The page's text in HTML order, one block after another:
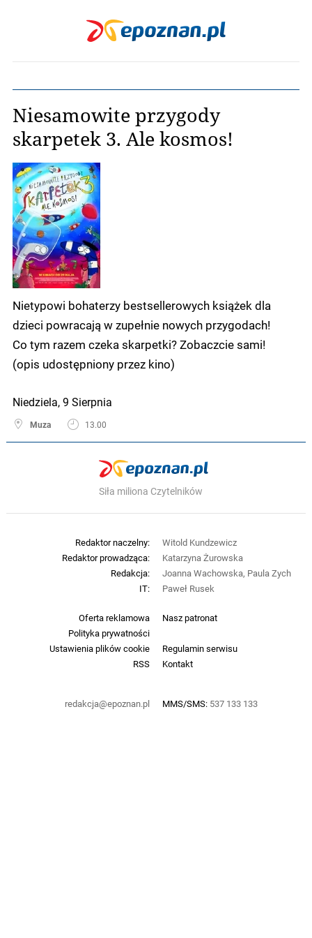
Niesamowite przygody
skarpetek 3. Ale kosmos!
Nietypowi bohaterzy bestsellerowych książek dla
dzieci powracają w zupełnie nowych przygodach!
Co tym razem czeka skarpetki? Zobaczcie sami!
(opis udostępniony przez kino)
Niedziela, 9 Sierpnia
Muza 13.00
Siła miliona Czytelników
Oferta reklamowa
Nasz patronat
Polityka prywatności
Ustawienia plików cookie
Regulamin serwisu
RSS
Kontakt
redakcja@epoznan.pl MMS/SMS: 537 133 133
Redaktor naczelny:
Witold Kundzewicz
Redaktor prowadząca:
Katarzyna Żurowska
Redakcja:
Joanna Wachowska, Paula Zych
IT:
Paweł Rusek